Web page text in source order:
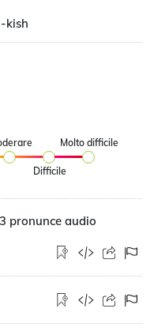
kish
Difficile
Molto difficile
pronunce audio